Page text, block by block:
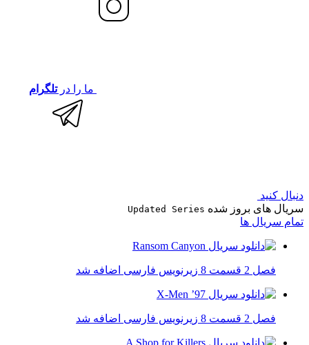
ما را درتلگرام
دنبال کنید
سریال های بروز شده Updated Series
تمام سریال ها
فصل 2 قسمت 8 زیرنویس فارسی اضافه شد
فصل 2 قسمت 8 زیرنویس فارسی اضافه شد